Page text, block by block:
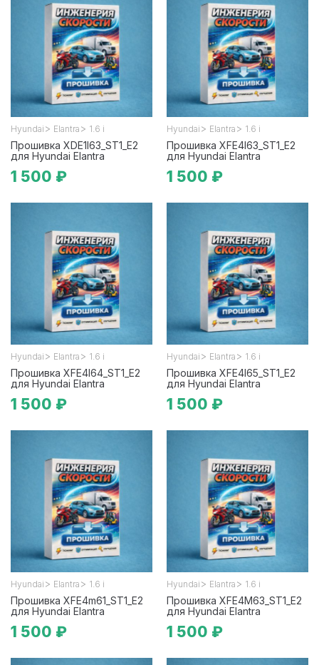
Hyundai > Elantra > 1.6 i
Прошивка XDE1I63_ST1_E2
для Hyundai Elantra
1 500 ₽
Hyundai > Elantra > 1.6 i
Прошивка XFE4I63_ST1_E2
для Hyundai Elantra
1 500 ₽
Hyundai > Elantra > 1.6 i
Прошивка XFE4I64_ST1_E2
для Hyundai Elantra
1 500 ₽
Hyundai > Elantra > 1.6 i
Прошивка XFE4I65_ST1_E2
для Hyundai Elantra
1 500 ₽
Hyundai > Elantra > 1.6 i
Прошивка XFE4m61_ST1_E2
для Hyundai Elantra
1 500 ₽
Hyundai > Elantra > 1.6 i
Прошивка XFE4M63_ST1_E2
для Hyundai Elantra
1 500 ₽